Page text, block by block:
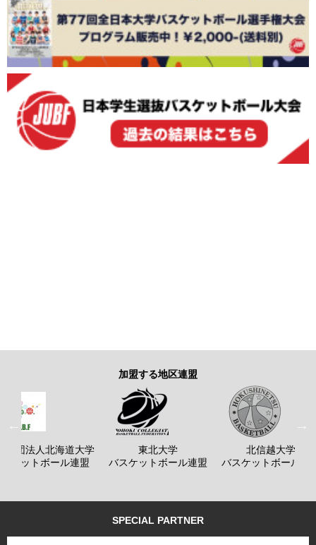
加盟する地区連盟
社団法人北海道大学
ケットボール連盟
東北大学
バスケットボール連盟
北信越大学
バスケットボール連
SPECIAL PARTNER